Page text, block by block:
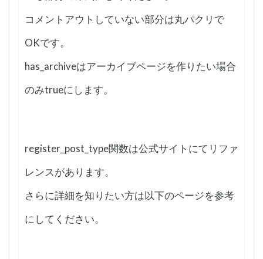
コメントアウトしていない部分は丸パクリで
OKです。
has_archiveはアーカイブページを作りたい場合
のみtrueにします。
register_post_type関数は公式サイトにてリファ
レンスがあります。
さらに詳細を知りたい方は以下のページを参考
にしてください。